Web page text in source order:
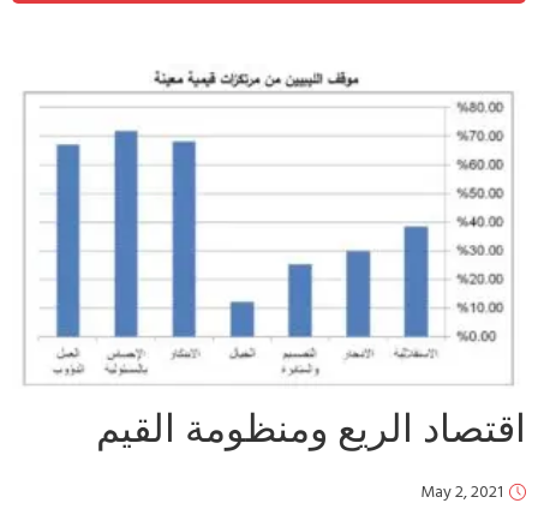
اقتصاد الريع ومنظومة القيم
May 2, 2021